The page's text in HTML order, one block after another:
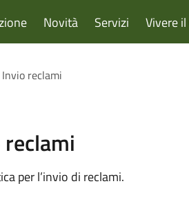
Novità Servizi Vivere
Invio reclami
per l’invio di reclami.